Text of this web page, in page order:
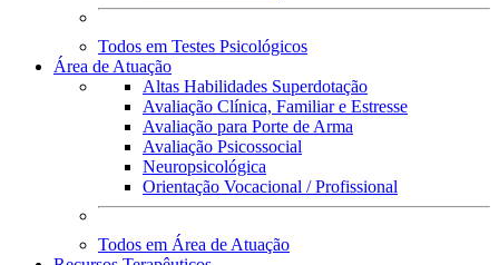
Todos em Testes Psicológicos
Área de Atuação
Altas Habilidades Superdotação
Avaliação Clínica, Familiar e Estresse
Avaliação para Porte de Arma
Avaliação Psicossocial
Neuropsicológica
Orientação Vocacional / Profissional
Todos em Área de Atuação